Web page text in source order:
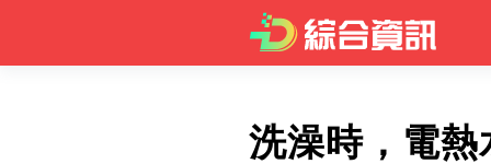
洗澡時，電